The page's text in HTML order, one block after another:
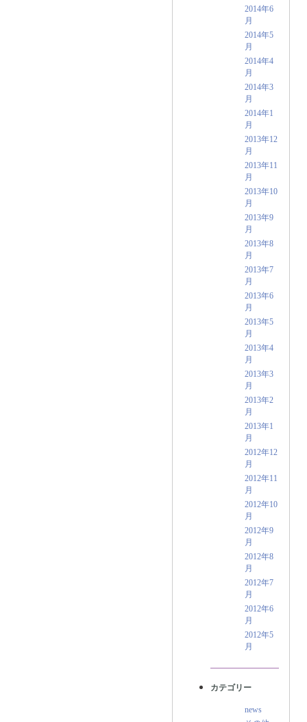
2014年6
月
2014年5
月
2014年4
月
2014年3
月
2014年1
月
2013年12
月
2013年11
月
2013年10
月
2013年9
月
2013年8
月
2013年7
月
2013年6
月
2013年5
月
2013年4
月
2013年3
月
2013年2
月
2013年1
月
2012年12
月
2012年11
月
2012年10
月
2012年9
月
2012年8
月
2012年7
月
2012年6
月
2012年5
月
カテゴリー
news